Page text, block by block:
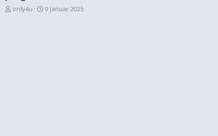
E
only4u
E
9 Januar 2025